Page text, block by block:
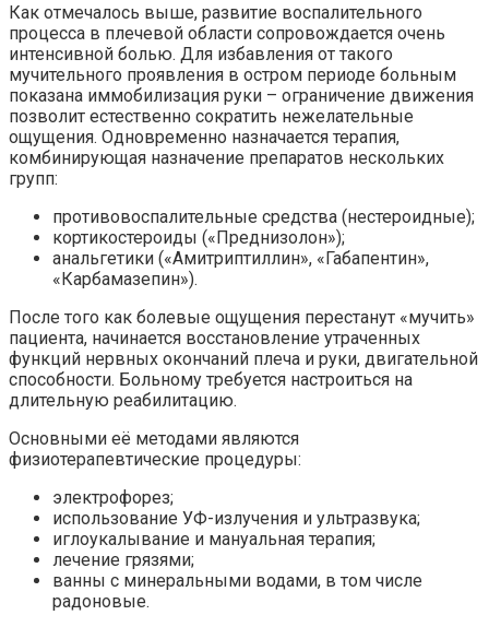
Как отмечалось выше, развитие воспалительного
процесса в плечевой области сопровождается очень
интенсивной болью. Для избавления от такого
мучительного проявления в остром периоде больным
показана иммобилизация руки – ограничение движения
позволит естественно сократить нежелательные
ощущения. Одновременно назначается терапия,
комбинирующая назначение препаратов нескольких
групп:
противовоспалительные средства (нестероидные);
кортикостероиды («Преднизолон»);
анальгетики («Амитриптиллин», «Габапентин»,
«Карбамазепин»).
После того как болевые ощущения перестанут «мучить»
пациента, начинается восстановление утраченных
функций нервных окончаний плеча и руки, двигательной
способности. Больному требуется настроиться на
длительную реабилитацию.
Основными её методами являются
физиотерапевтические процедуры:
электрофорез;
использование УФ-излучения и ультразвука;
иглоукалывание и мануальная терапия;
лечение грязями;
ванны с минеральными водами, в том числе
радоновые.